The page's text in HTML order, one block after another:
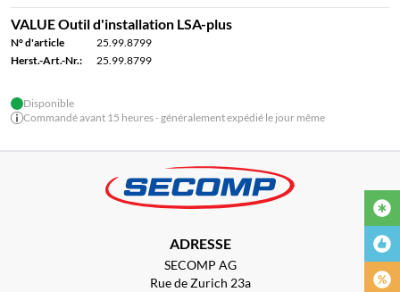
VALUE Outil d'installation LSA-plus
N° d'article
25.99.8799
Herst.-Art.-Nr.:
25.99.8799
Disponible
Commandé avant 15 heures - généralement expédié le jour même
ADRESSE
SECOMP AG
Rue de Zurich 23a